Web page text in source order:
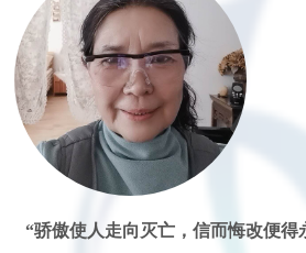
“骄傲使人走向灭亡，信而悔改便得